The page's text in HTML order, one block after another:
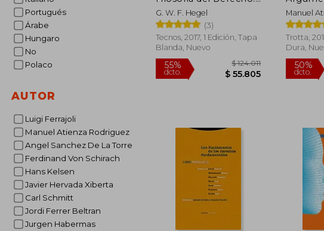
Portugués
Árabe
Hungaro
No
Polaco
AUTOR
Luigi Ferrajoli
Manuel Atienza Rodriguez
Angel Sanchez De La Torre
Ferdinand Von Schirach
Hans Kelsen
Javier Hervada Xiberta
Carl Schmitt
Jordi Ferrer Beltran
Jurgen Habermas
O Compendio de
Derecho Natural y
Ciencia Política
(Clásicos - Clásicos del
Pensamiento)
G. W. F. Hegel
(3)
Tecnos, 2017, 1 Edición, Tapa
Blanda, Nuevo
Juridica
Manuel
Trotta,
Dura,